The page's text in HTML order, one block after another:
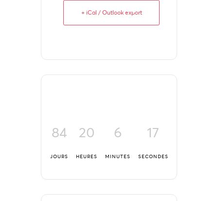
+ iCal / Outlook export
84
JOURS
20
HEURES
6
MINUTES
17
SECONDES